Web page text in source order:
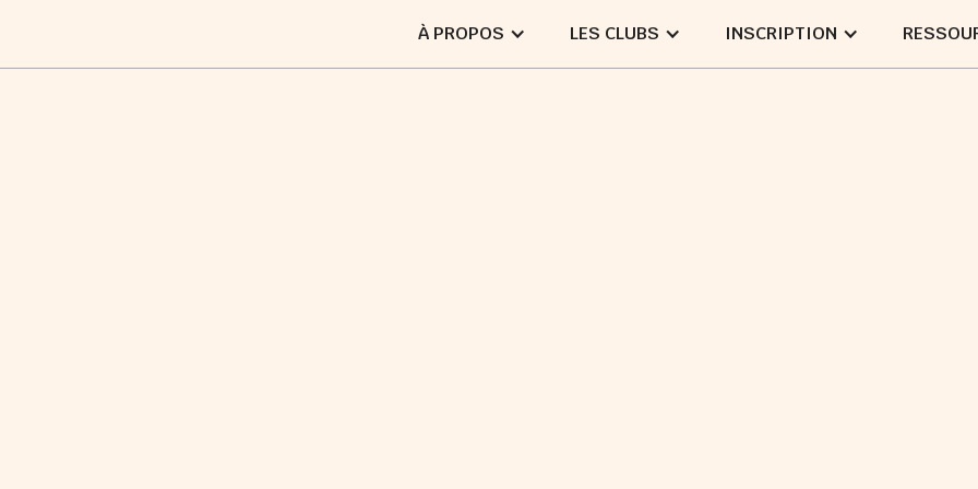
À PROPOS LES CLUBS INSCRIPTION